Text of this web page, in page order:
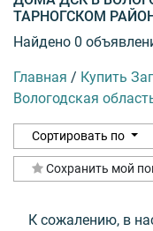
ТАРНОГСКОМ
Найдено 0
Главная / Купить
Вологодская
Сортировать по
Сохранить мой
К сожалению, в